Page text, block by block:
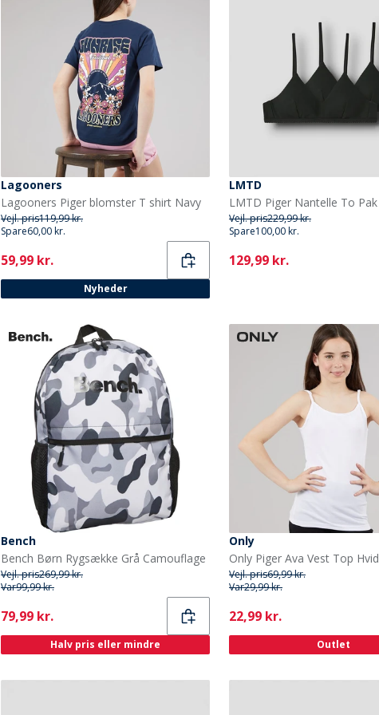
Lagooners
Lagooners Piger blomster T shirt Navy
Vejl. pris119,99 kr.
Spare60,00 kr.
Current
59,99 kr.
Nyheder
LMTD
Vejl. pris229,99 kr.
Spare100,00 kr.
Current
129,99 kr.
Bench
Bench Børn Rygsække Grå Camouflage
Vejl. pris269,99 kr.
Var99,99 kr.
Current
79,99 kr.
Halv pris eller mindre
Only
Only Piger Ava Vest Top Hvid
Vejl. pris69,99 kr.
Var29,99 kr.
Current
22,99 kr.
Outlet